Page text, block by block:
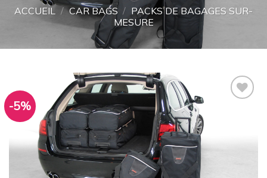
ACCUEIL / CAR BAGS / PACKS DE BAGAGES SUR-
MESURE
-5%